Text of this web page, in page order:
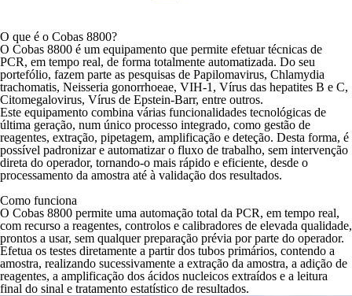
O que é o Cobas 8800?
O Cobas 8800 é um equipamento que permite efetuar técnicas de
PCR, em tempo real, de forma totalmente automatizada. Do seu
portefólio, fazem parte as pesquisas de Papilomavirus, Chlamydia
trachomatis, Neisseria gonorrhoeae, VIH-1, Vírus das hepatites B e C,
Citomegalovirus, Vírus de Epstein-Barr, entre outros.
Este equipamento combina várias funcionalidades tecnológicas de
última geração, num único processo integrado, como gestão de
reagentes, extração, pipetagem, amplificação e deteção. Desta forma, é
possível padronizar e automatizar o fluxo de trabalho, sem intervenção
direta do operador, tornando-o mais rápido e eficiente, desde o
processamento da amostra até à validação dos resultados.
Como funciona
O Cobas 8800 permite uma automação total da PCR, em tempo real,
com recurso a reagentes, controlos e calibradores de elevada qualidade,
prontos a usar, sem qualquer preparação prévia por parte do operador.
Efetua os testes diretamente a partir dos tubos primários, contendo a
amostra, realizando sucessivamente a extração da amostra, a adição de
reagentes, a amplificação dos ácidos nucleicos extraídos e a leitura
final do sinal e tratamento estatístico de resultados.